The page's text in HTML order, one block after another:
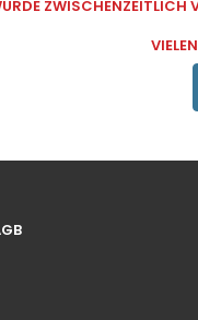
ZWISCHENZEITLICH